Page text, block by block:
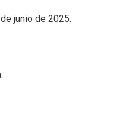
junio de 2025.